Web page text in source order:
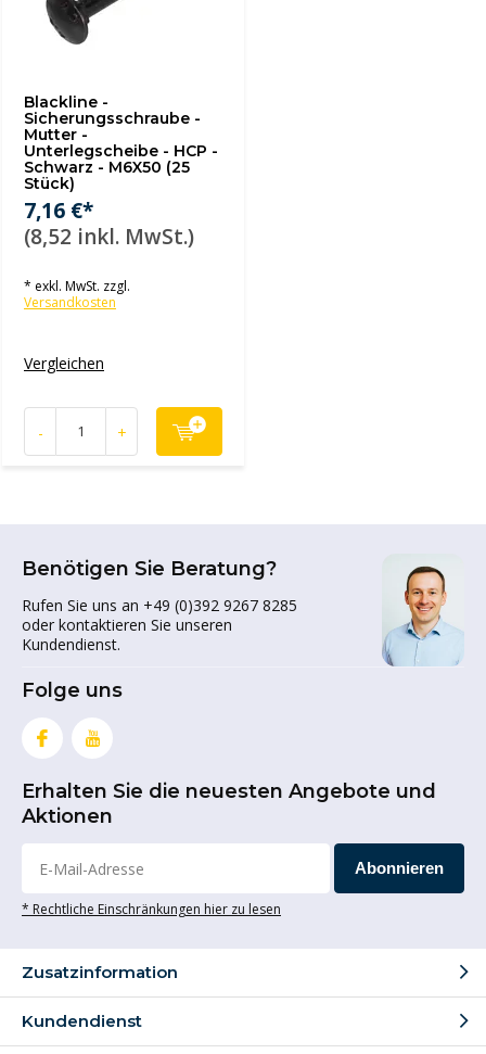
Blackline -
Sicherungsschraube -
Mutter -
Unterlegscheibe - HCP -
Schwarz - M6X50 (25
Stück)
7,16 €*
(8,52 inkl. MwSt.)
* exkl. MwSt. zzgl.
Versandkosten
Vergleichen
- +
Benötigen Sie Beratung?
Rufen Sie uns an +49 (0)392 9267 8285
oder kontaktieren Sie unseren
Kundendienst.
Folge uns
Erhalten Sie die neuesten Angebote und
Aktionen
Abonnieren
* Rechtliche Einschränkungen hier zu lesen
Zusatzinformation
Kundendienst